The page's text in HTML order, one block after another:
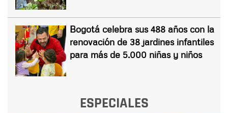
Bogotá celebra sus 488 años con la
renovación de 38 jardines infantiles
para más de 5.000 niñas y niños
ESPECIALES